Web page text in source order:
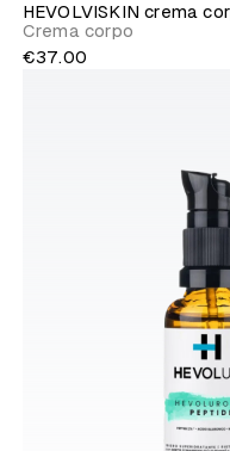
HEVOLVISKIN crema
Crema corpo
€37.00